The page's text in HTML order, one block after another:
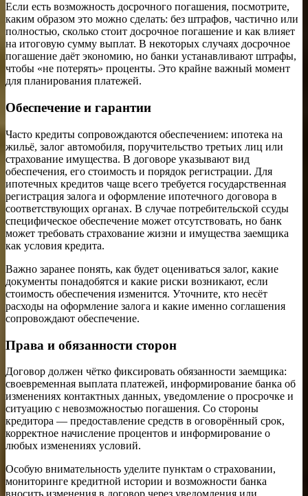
Если есть возможность досрочного погашения, посмотрите,
каким образом это можно сделать: без штрафов, частично или
полностью, сколько стоит досрочное погашение и как влияет
на итоговую сумму выплат. В некоторых случаях досрочное
погашение даёт экономию, но банки устанавливают штрафы,
чтобы «не потерять» проценты. Это крайне важный момент
для планирования платежей.
Обеспечение и гарантии
Часто кредиты сопровождаются обеспечением: ипотека на
жильё, залог автомобиля, поручительство третьих лиц или
страхование имущества. В договоре указывают вид
обеспечения, его стоимость и порядок регистрации. Для
ипотечных кредитов чаще всего требуется государственная
регистрация залога и оформление ипотечного договора в
соответствующих органах. В случае потребительской ссуды
специфическое обеспечение может отсутствовать, но банк
может требовать страхование жизни и имущества заемщика
как условия кредита.
Важно заранее понять, как будет оцениваться залог, какие
документы понадобятся и какие риски возникают, если
стоимость обеспечения изменится. Уточните, кто несёт
расходы на оформление залога и какие именно соглашения
сопровождают обеспечение.
Права и обязанности сторон
Договор должен чётко фиксировать обязанности заемщика:
своевременная выплата платежей, информирование банка об
изменениях контактных данных, уведомление о просрочке и
ситуацию с невозможностью погашения. Со стороны
кредитора — предоставление средств в оговорённый срок,
корректное начисление процентов и информирование о
любых изменениях условий.
Особую внимательность уделите пунктам о страховании,
мониторинге кредитной истории и возможности банка